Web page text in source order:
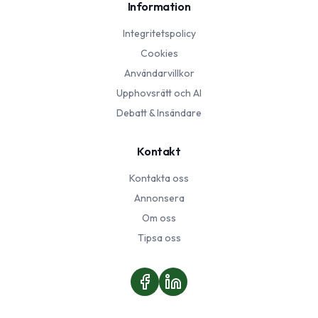
Information
Integritetspolicy
Cookies
Användarvillkor
Upphovsrätt och AI
Debatt & Insändare
Kontakt
Kontakta oss
Annonsera
Om oss
Tipsa oss